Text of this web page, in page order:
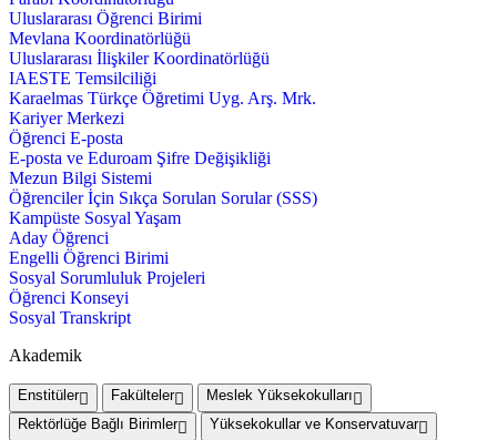
Uluslararası Öğrenci Birimi
Mevlana Koordinatörlüğü
Uluslararası İlişkiler Koordinatörlüğü
IAESTE Temsilciliği
Karaelmas Türkçe Öğretimi Uyg. Arş. Mrk.
Kariyer Merkezi
Öğrenci E-posta
E-posta ve Eduroam Şifre Değişikliği
Mezun Bilgi Sistemi
Öğrenciler İçin Sıkça Sorulan Sorular (SSS)
Kampüste Sosyal Yaşam
Aday Öğrenci
Engelli Öğrenci Birimi
Sosyal Sorumluluk Projeleri
Öğrenci Konseyi
Sosyal Transkript
Akademik
Enstitüler Fakülteler
Meslek Yüksekokulları
Rektörlüğe Bağlı Birimler
Yüksekokullar ve Konservatuvar